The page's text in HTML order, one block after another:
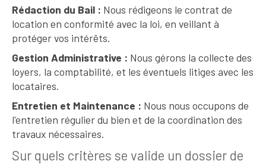
Rédaction du Bail : Nous rédigeons le contrat de
location en conformité avec la loi, en veillant à
protéger vos intérêts.
Gestion Administrative : Nous gérons la collecte des
loyers, la comptabilité, et les éventuels litiges avec les
locataires.
Entretien et Maintenance : Nous nous occupons de
l'entretien régulier du bien et de la coordination des
travaux nécessaires.
Sur quels critères se valide un dossier de